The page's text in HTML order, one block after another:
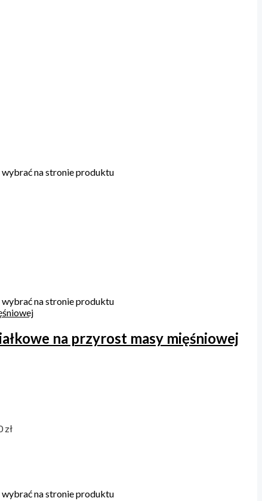
na stronie produktu
na stronie produktu
na przyrost masy mięśniowej
zł
na stronie produktu